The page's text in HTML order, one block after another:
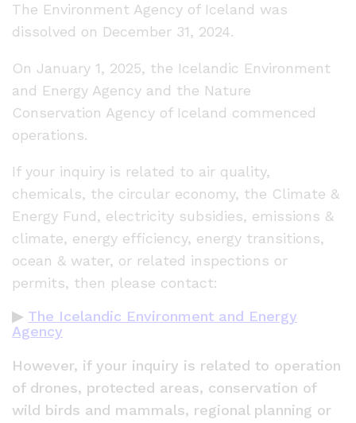
The Environment Agency of Iceland was
dissolved on December 31, 2024.
On January 1, 2025, the Icelandic Environment
and Energy Agency and the Nature
Conservation Agency of Iceland commenced
operations.
If your inquiry is related to air quality,
chemicals, the circular economy, the Climate &
Energy Fund, electricity subsidies, emissions &
climate, energy efficiency, energy transitions,
ocean & water, or related inspections or
permits, then please contact:
▶ The Icelandic Environment and Energy
Agency
However, if your inquiry is related to operation
of drones, protected areas, conservation of
wild birds and mammals, regional planning or